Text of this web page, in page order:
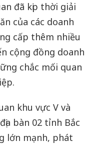
đã kịp thời giải
của các doanh
cấp thêm nhiều
cộng đồng doanh
chắc mối quan
khu vực V và
bàn 02 tỉnh Bắc
lớn mạnh, phát